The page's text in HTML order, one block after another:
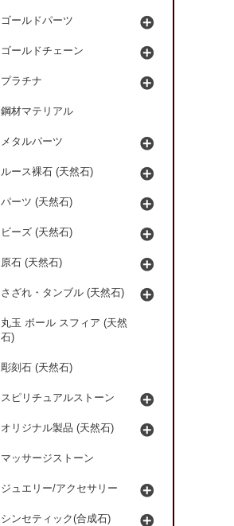
ゴールドパーツ
ゴールドチェーン
プラチナ
鋼材マテリアル
メタルパーツ
ルース裸石 (天然石)
パーツ (天然石)
ビーズ (天然石)
原石 (天然石)
さざれ・タンブル (天然石)
丸玉 ボール スフィア (天然
石)
彫刻石 (天然石)
スピリチュアルストーン
オリジナル製品 (天然石)
マッサージストーン
ジュエリー/アクセサリー
シンセティック(合成石)